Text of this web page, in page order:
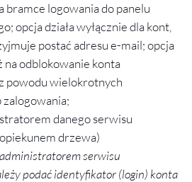
bramce logowania do panelu
opcja działa wyłącznie dla kont,
postać adresu e-mail; opcja
na odblokowanie konta
powodu wielokrotnych
danego serwisu
drzewa)
serwisu
podać identyfikator (login) konta